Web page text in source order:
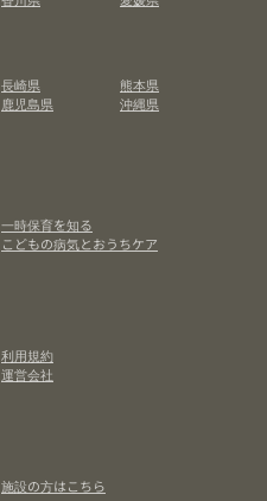
長崎県
熊本県
鹿児島県 沖縄県
一時保育を知る
こどもの病気とおうちケア
利用規約
運営会社
施設の方はこちら